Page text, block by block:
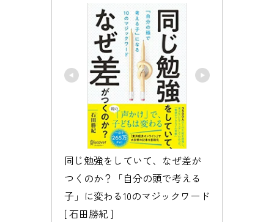
同じ勉強をしていて、なぜ差が
つくのか？「自分の頭で考える
子」に変わる10のマジックワード
[ 石田勝紀 ]